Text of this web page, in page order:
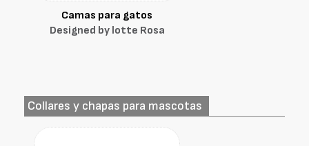
Camas para gatos
Designed by lotte Rosa
Collares y chapas para mascotas